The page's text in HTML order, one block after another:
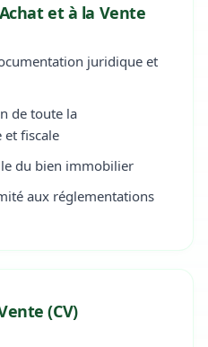
et à la Vente
juridique et
de toute la
fiscale
du bien immobilier
aux réglementations
(CV)